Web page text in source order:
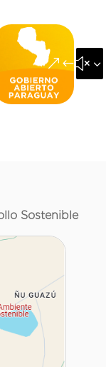
Sostenible